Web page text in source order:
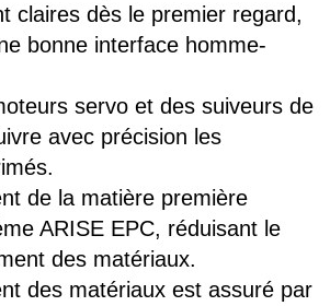
claires dès le premier regard,
bonne interface homme-
servo et des suiveurs de
avec précision les
de la matière première
ARISE EPC, réduisant le
des matériaux.
des matériaux est assuré par